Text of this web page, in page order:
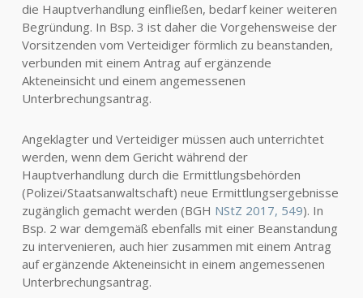
die Hauptverhandlung einfließen, bedarf keiner weiteren
Begründung. In Bsp. 3 ist daher die Vorgehensweise der
Vorsitzenden vom Verteidiger förmlich zu beanstanden,
verbunden mit einem Antrag auf ergänzende
Akteneinsicht und einem angemessenen
Unterbrechungsantrag.
Angeklagter und Verteidiger müssen auch unterrichtet
werden, wenn dem Gericht während der
Hauptverhandlung durch die Ermittlungsbehörden
(Polizei/Staatsanwaltschaft) neue Ermittlungsergebnisse
zugänglich gemacht werden (BGH NStZ 2017, 549). In
Bsp. 2 war demgemäß ebenfalls mit einer Beanstandung
zu intervenieren, auch hier zusammen mit einem Antrag
auf ergänzende Akteneinsicht in einem angemessenen
Unterbrechungsantrag.